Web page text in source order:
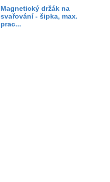
Magnetický držák na
svařování - šipka, max.
prac...